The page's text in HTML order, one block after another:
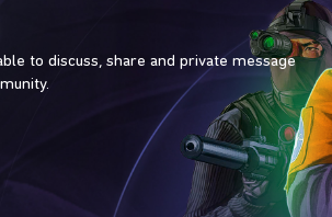
to discuss, share and private message